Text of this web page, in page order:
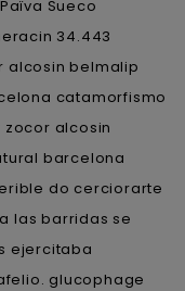
Sueco
34.443
alcosin belmalip
catamorfismo
zocor alcosin
barcelona
do cerciorarte
las barridas se
ejercitaba
glucophage